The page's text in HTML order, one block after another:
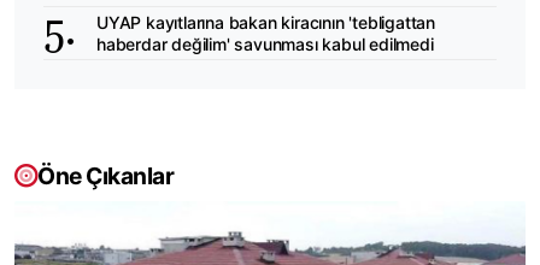
UYAP kayıtlarına bakan kiracının 'tebligattan
haberdar değilim' savunması kabul edilmedi
Öne Çıkanlar